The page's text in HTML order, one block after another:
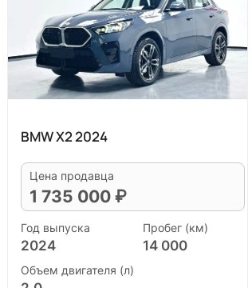
BMW X2 2024
Цена продавца
1 735 000 ₽
Год выпуска
2024
Пробег (км)
14 000
Объем двигателя (л)